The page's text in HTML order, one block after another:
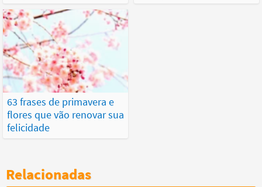
63 frases de primavera e
flores que vão renovar sua
felicidade
Relacionadas